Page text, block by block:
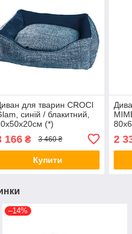
для тварин CROCI
синій / блакитний,
(*)
166₴ 3 460 ₴
Купити
2
–14%